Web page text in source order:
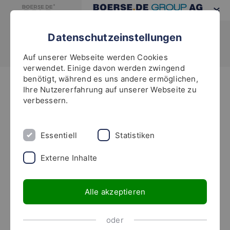
Highlights
Für die Produktion der boerse.de-Goldmünzen
Schweiz, die angesichts einer jährlichen Kapazität
von 2000 Tonnen Edelmetall als mit Abstand größte
zählen zu den Valcambi-Geschäftsbereichen auch
Datenschutzeinstellungen
Auf unserer Webseite werden Cookies
verwendet. Einige davon werden zwingend
benötigt, während es uns andere ermöglichen,
Ihre Nutzererfahrung auf unserer Webseite zu
verbessern.
Essentiell Statistiken
Externe Inhalte
Alle akzeptieren
oder